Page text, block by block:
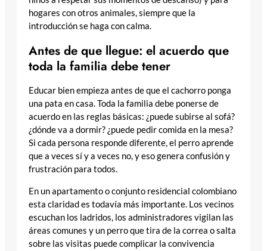
hogares con otros animales, siempre que la
introducción se haga con calma.
Antes de que llegue: el acuerdo que
toda la familia debe tener
Educar bien empieza antes de que el cachorro ponga
una pata en casa. Toda la familia debe ponerse de
acuerdo en las reglas básicas: ¿puede subirse al sofá?
¿dónde va a dormir? ¿puede pedir comida en la mesa?
Si cada persona responde diferente, el perro aprende
que a veces sí y a veces no, y eso genera confusión y
frustración para todos.
En un apartamento o conjunto residencial colombiano
esta claridad es todavía más importante. Los vecinos
escuchan los ladridos, los administradores vigilan las
áreas comunes y un perro que tira de la correa o salta
sobre las visitas puede complicar la convivencia